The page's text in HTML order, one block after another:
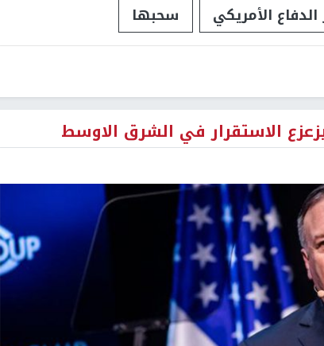
الدفاع الأمريكي سحبها
الاستقرار في الشرق الاوسط